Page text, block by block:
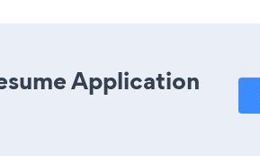
Application